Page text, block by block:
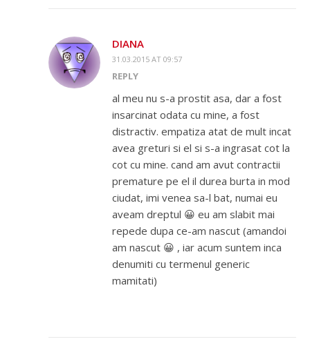
DIANA
31.03.2015 AT 09:57
REPLY
al meu nu s-a prostit asa, dar a fost
insarcinat odata cu mine, a fost
distractiv. empatiza atat de mult incat
avea greturi si el si s-a ingrasat cot la
cot cu mine. cand am avut contractii
premature pe el il durea burta in mod
ciudat, imi venea sa-l bat, numai eu
aveam dreptul 😀 eu am slabit mai
repede dupa ce-am nascut (amandoi
am nascut 😀 , iar acum suntem inca
denumiti cu termenul generic
mamitati)